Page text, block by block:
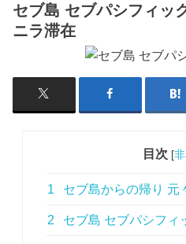
セブ島 セブパシフィッ
ニラ滞在
目次 [
1 セブ島からの帰り 元
2 セブ島 セブパシフィ